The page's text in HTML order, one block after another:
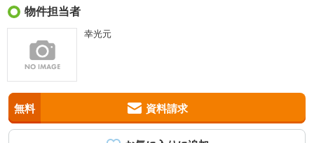
物件担当者
幸光元
無料 資料請求